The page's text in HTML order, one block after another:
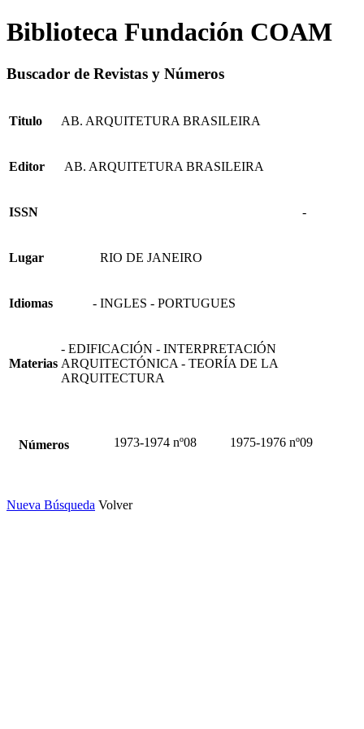
Biblioteca Fundación COAM
Buscador de Revistas y Números
Titulo AB. ARQUITETURA BRASILEIRA
Editor AB. ARQUITETURA BRASILEIRA
ISSN -
Lugar RIO DE JANEIRO
Idiomas - INGLES - PORTUGUES
Materias
- EDIFICACIÓN - INTERPRETACIÓN
ARQUITECTÓNICA - TEORÍA DE LA
ARQUITECTURA
Números 1973-1974 nº08 1975-1976 nº09
Nueva Búsqueda Volver